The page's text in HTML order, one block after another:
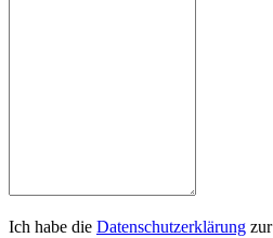
Ich habe die Datenschutzerklärung